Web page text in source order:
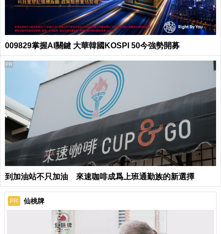
009829掌握AI關鍵 大華韓國KOSPI 50今強勢開募
到加油站不只加油 來速咖啡成爲上班通勤族的新選擇
PR
PR 仙桃牌